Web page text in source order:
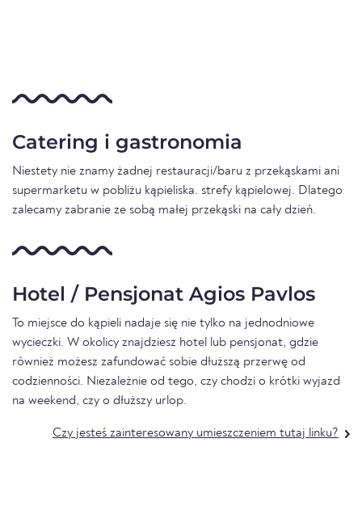
Catering i gastronomia
Niestety nie znamy żadnej restauracji/baru z przekąskami ani
supermarketu w pobliżu kąpieliska. strefy kąpielowej. Dlatego
zalecamy zabranie ze sobą małej przekąski na cały dzień.
Hotel / Pensjonat Agios Pavlos
To miejsce do kąpieli nadaje się nie tylko na jednodniowe
wycieczki. W okolicy znajdziesz hotel lub pensjonat, gdzie
również możesz zafundować sobie dłuższą przerwę od
codzienności. Niezależnie od tego, czy chodzi o krótki wyjazd
na weekend, czy o dłuższy urlop.
Czy jesteś zainteresowany umieszczeniem tutaj linku?